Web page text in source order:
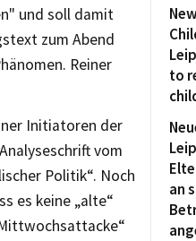
und soll damit
zum Abend
Reiner
Initiatoren der
vom
Politik“. Noch
es keine „alte“
to
an